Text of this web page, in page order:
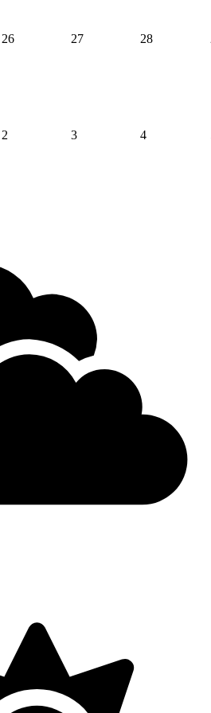
26 27 28
2 3 4